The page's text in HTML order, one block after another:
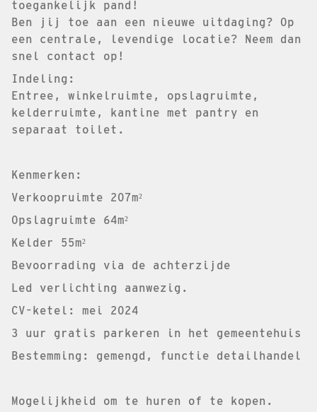
toegankelijk pand!
Ben jij toe aan een nieuwe uitdaging? Op
een centrale, levendige locatie? Neem dan
snel contact op!
Indeling:
Entree, winkelruimte, opslagruimte,
kelderruimte, kantine met pantry en
separaat toilet.
Kenmerken:
Verkoopruimte 207m²
Opslagruimte 64m²
Kelder 55m²
Bevoorrading via de achterzijde
Led verlichting aanwezig.
CV-ketel: mei 2024
3 uur gratis parkeren in het gemeentehuis
Bestemming: gemengd, functie detailhandel
Mogelijkheid om te huren of te kopen.